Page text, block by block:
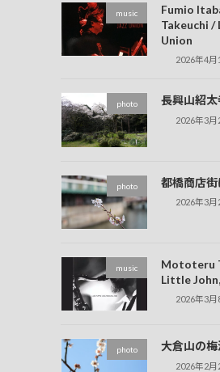
music
Fumio
Takeuchi /
Union
2026年4月
photo 長興山紹
2026年3月
photo 都橋商店
2026年3月
music
Mototeru
Little
2026年3月
photo 大倉山の梅
2026年2月